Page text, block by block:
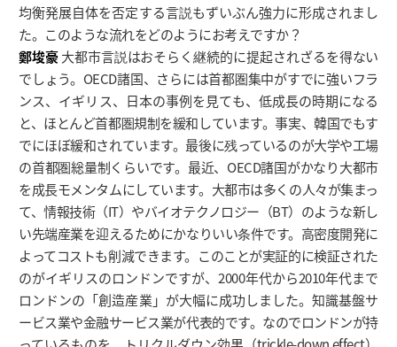
均衡発展自体を否定する言説もずいぶん強力に形成されまし
た。このような流れをどのようにお考えですか？
鄭埈豪大都市言説はおそらく継続的に提起されざるを得ない
でしょう。OECD諸国、さらには首都圏集中がすでに強いフラ
ンス、イギリス、日本の事例を見ても、低成長の時期になる
と、ほとんど首都圏規制を緩和しています。事実、韓国でもす
でにほぼ緩和されています。最後に残っているのが大学や工場
の首都圏総量制くらいです。最近、OECD諸国がかなり大都市
を成長モメンタムにしています。大都市は多くの人々が集まっ
て、情報技術（IT）やバイオテクノロジー（BT）のような新し
い先端産業を迎えるためにかなりいい条件です。高密度開発に
よってコストも削減できます。このことが実証的に検証された
のがイギリスのロンドンですが、2000年代から2010年代まで
ロンドンの「創造産業」が大幅に成功しました。知識基盤サ
ービス業や金融サービス業が代表的です。なのでロンドンが持